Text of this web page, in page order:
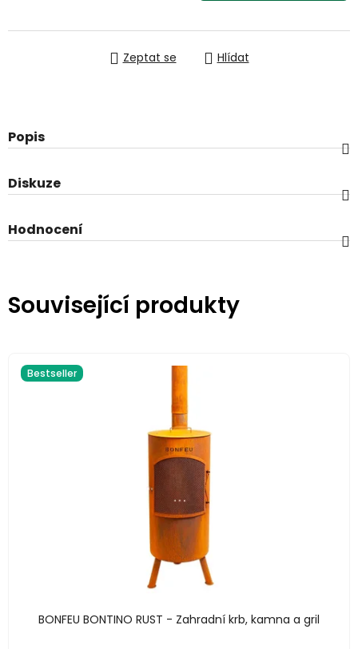
Zeptat se Hlídat
Popis
Diskuze
Hodnocení
Související produkty
Bestseller
BONFEU BONTINO RUST - Zahradní krb, kamna a gril